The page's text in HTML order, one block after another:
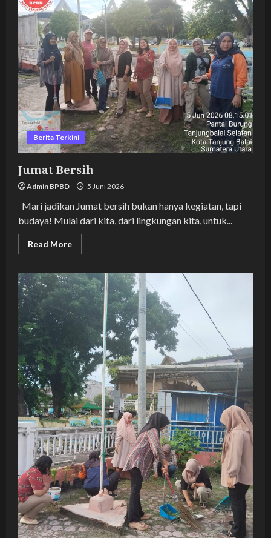
Berita Terkini
Jumat Bersih
Admin BPBD 5 Juni 2026
Mari jadikan Jumat bersih bukan hanya kegiatan, tapi
budaya! Mulai dari kita, dari lingkungan kita, untuk...
Read MoreRead
more
Bersih